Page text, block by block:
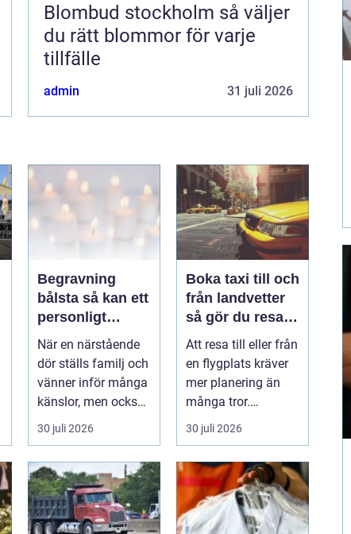
Blombud stockholm så väljer
du rätt blommor för varje
tillfälle
admin 31 juli 2026
Begravning
bålsta så kan ett
personligt
avsked formas
När en närstående
dör ställs familj och
vänner inför många
känslor, men också
praktiska beslut. En
b...
30 juli 2026
Boka taxi till och
från landvetter
så gör du resan
trygg och
smidig
Att resa till eller från
en flygplats kräver
mer planering än
många tror.
Flygtider, packning,
säker...
30 juli 2026